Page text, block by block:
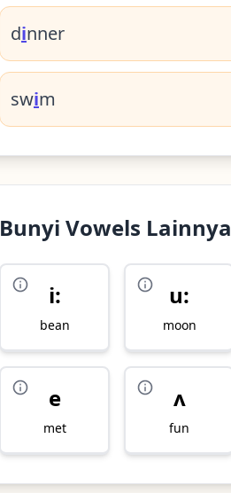
dinner
swim
Bunyi Vowels Lainnya
i:
bean
u:
moon
e
met
ʌ
fun